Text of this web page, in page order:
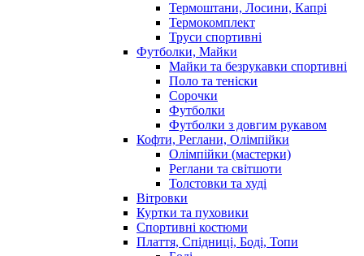
Термоштани, Лосини, Капрі
Термокомплект
Труси спортивні
Футболки, Майки
Майки та безрукавки спортивні
Поло та теніски
Сорочки
Футболки
Футболки з довгим рукавом
Кофти, Реглани, Олімпійки
Олімпійки (мастерки)
Реглани та світшоти
Толстовки та худі
Вітровки
Куртки та пуховики
Спортивні костюми
Плаття, Спідниці, Боді, Топи